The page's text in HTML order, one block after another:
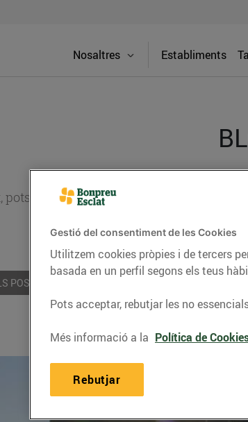
Nosaltres Establiments
pots trobar receptes, consells
POSTS
Gestió del consentiment de les Cookies
Utilitzem cookies pròpies i de tercers
basada en un perfil segons els teus
Pots acceptar, rebutjar les no
Més informació a la Política de
Rebutjar